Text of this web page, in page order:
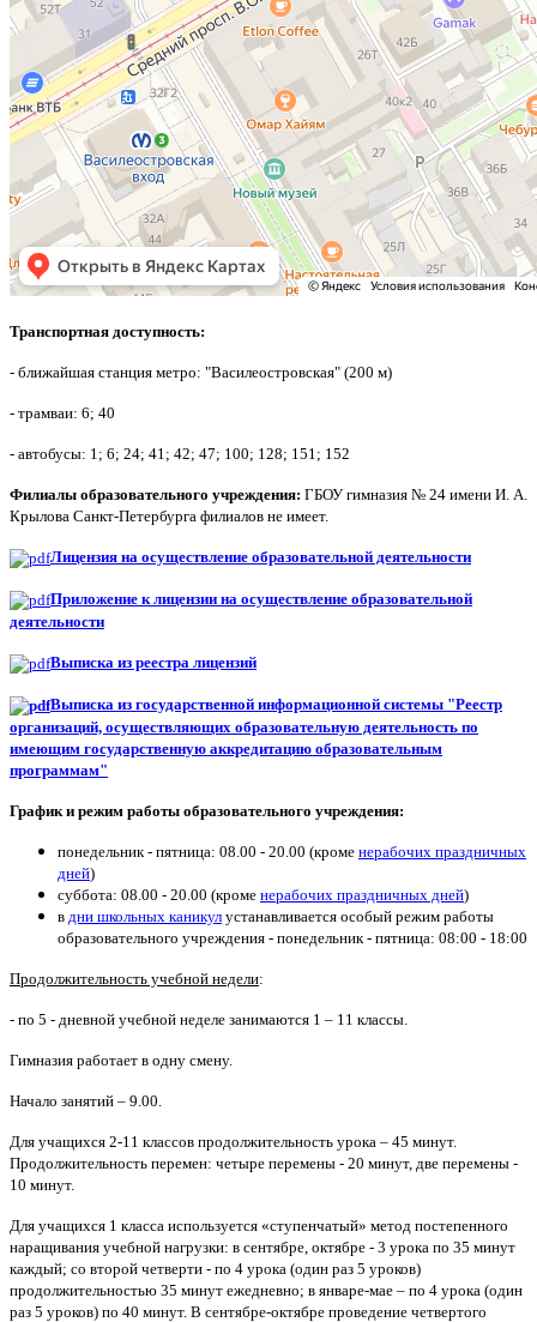
Транспортная доступность:
- ближайшая станция метро: "Василеостровская" (200 м)
- трамваи: 6; 40
- автобусы: 1; 6; 24; 41; 42; 47; 100; 128; 151; 152
Филиалы образовательного учреждения: ГБОУ гимназия № 24 имени И. А.
Крылова Санкт-Петербурга филиалов не имеет.
Лицензия на осуществление образовательной деятельности
Приложение к лицензии на осуществление образовательной
деятельности
Выписка из реестра лицензий
Выписка из государственной информационной системы "Реестр
организаций, осуществляющих образовательную деятельность по
имеющим государственную аккредитацию образовательным
программам"
График и режим работы образовательного учреждения:
понедельник - пятница: 08.00 - 20.00 (кроме нерабочих праздничных
дней)
суббота: 08.00 - 20.00 (кроме нерабочих праздничных дней)
в дни школьных каникул устанавливается особый режим работы
образовательного учреждения - понедельник - пятница: 08:00 - 18:00
Продолжительность учебной недели:
- по 5 - дневной учебной неделе занимаются 1 – 11 классы.
Гимназия работает в одну смену.
Начало занятий – 9.00.
Для учащихся 2-11 классов продолжительность урока – 45 минут.
Продолжительность перемен: четыре перемены - 20 минут, две перемены -
10 минут.
Для учащихся 1 класса используется «ступенчатый» метод постепенного
наращивания учебной нагрузки: в сентябре, октябре - 3 урока по 35 минут
каждый; со второй четверти - по 4 урока (один раз 5 уроков)
продолжительностью 35 минут ежедневно; в январе-мае – по 4 урока (один
раз 5 уроков) по 40 минут. В сентябре-октябре проведение четвертого